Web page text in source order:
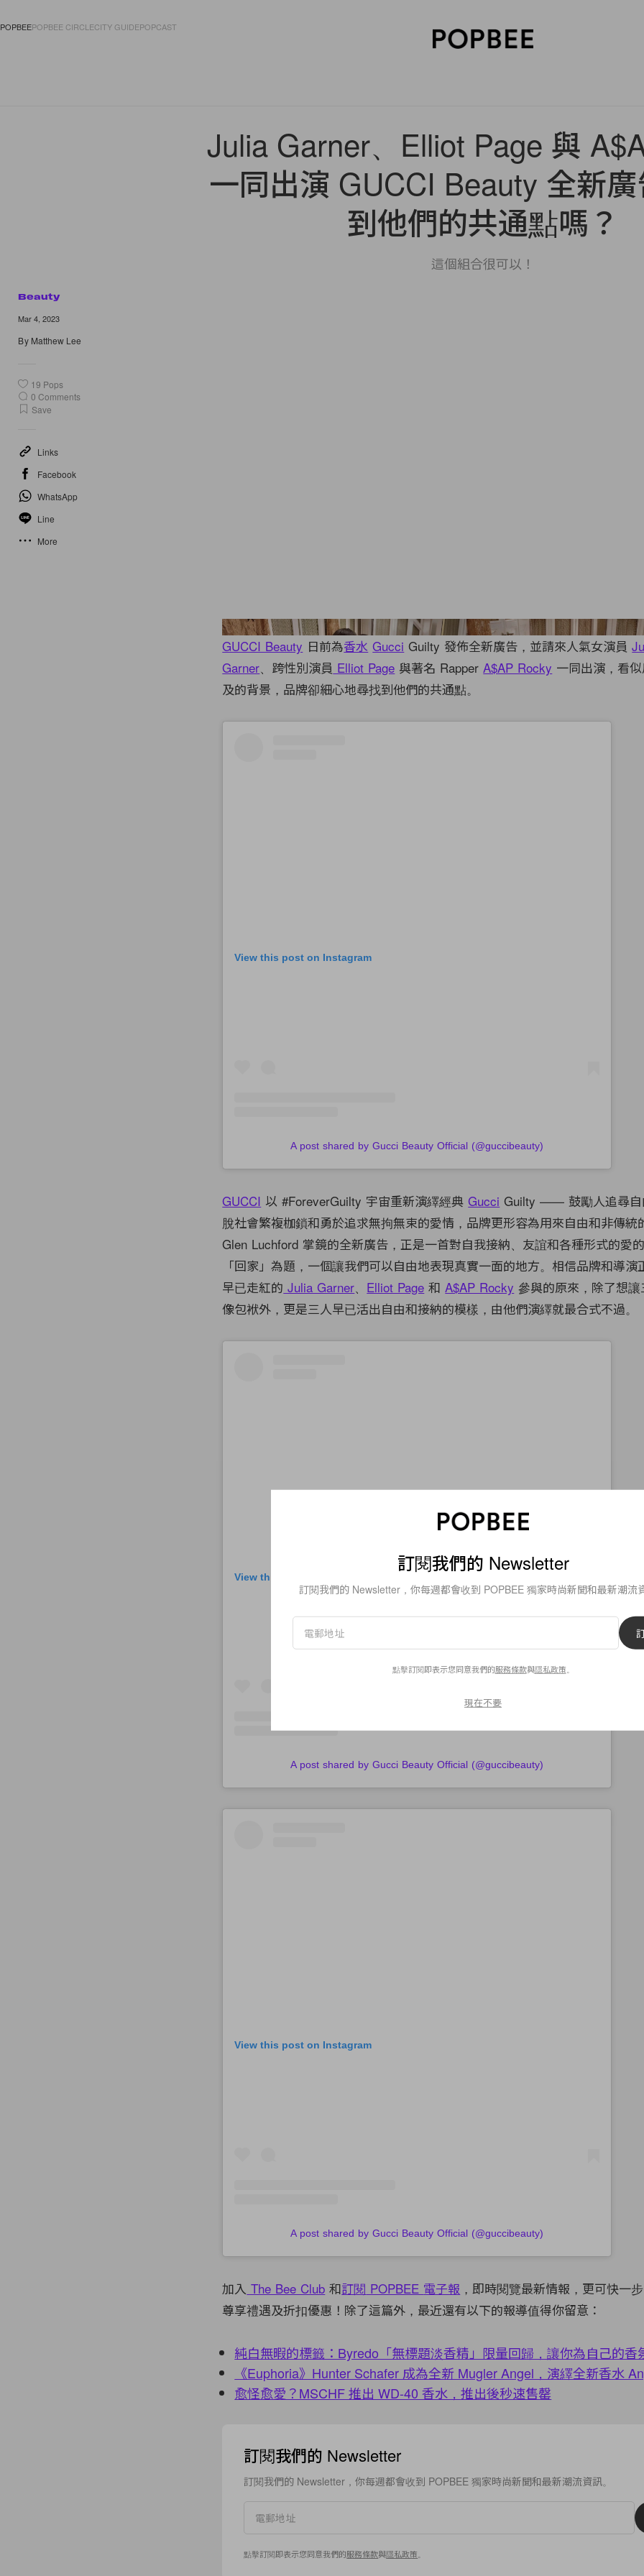
POPBEEPOPBEE CIRCLECITY GUIDEPOPCAST
Julia Garner、Elliot Page 與
一同出演 GUCCI Beauty 全新
到他們的共通點嗎？
這個組合很可以！
Beauty
Mar 4, 2023
By Matthew Lee
19 Pops
0 Comments
Save
Links
Facebook
WhatsApp
Line
More
Image from GUCCI and
GUCCI Beauty 日前為香水 Gucci Guilty 發佈全新廣告，並請來人氣女演員
Garner、跨性別演員 Elliot Page 與著名 RapperA$AP Rocky 一同出演，看
及的背景，品牌卻細心地尋找到他們的共通點。
View this post on Instagram
A post shared by Gucci Beauty Official (@guccibeauty)
GUCCI 以 #ForeverGuilty 宇宙重新演繹經典Gucci Guilty —— 鼓勵人追尋自
脫社會繁複枷鎖和勇於追求無拘無束的愛情，品牌更形容為用來自由和非傳統
Glen Luchford 掌鏡的全新廣告，正是一首對自我接納、友誼和各種形式的愛
「回家」為題，一個讓我們可以自由地表現真實一面的地方。相信品牌和導演
早已走紅的 Julia Garner Elliot Page 和A$AP Rocky 參與的原來，除了想
像包袱外，更是三人早已活出自由和接納的模樣，由他們演繹就最合式不過。
View this post on Instagram
A post shared by Gucci Beauty Official (@guccibeauty)
View this post on Instagram
A post shared by Gucci Beauty Official (@guccibeauty)
加入 The Bee Club 和訂閱 POPBEE 電子報 ，即時閱覽最新情報，更可快一
尊享禮遇及折扣優惠！除了這篇外，最近還有以下的報導值得你留意：
純白無暇的標籤：Byredo「無標題淡香精」限量回歸，讓你為自己的香
《Euphoria》Hunter Schafer 成為全新 Mugler Angel，演繹全新香水
愈怪愈愛？MSCHF 推出 WD-40 香水，推出後秒速售罄
訂閱我們的 Newsletter
訂閱我們的 Newsletter，你每週都會收到 POPBEE 獨家時尚新聞和最新潮流資訊。
點擊訂閱即表示您同意我們的服務條款與隱私政策
訂閱我們的 Newsletter
訂閱我們的 Newsletter，你每週都會收到 POPBEE 獨家時尚新聞和最新潮流資
點擊訂閱即表示您同意我們的服務條款與隱私政策
現在不要